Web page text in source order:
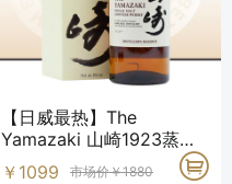
【日威最热】The
Yamazaki 山崎1923蒸馏
厂珍藏单一麦芽威士忌
￥1099 市场价￥1880